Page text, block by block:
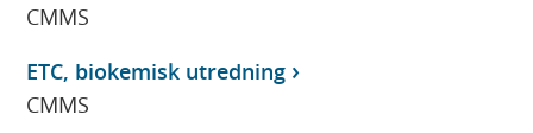
CMMS
ETC, biokemisk utredning
CMMS